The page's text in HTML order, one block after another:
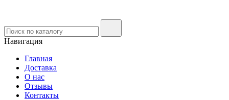
Навигация
Главная
Доставка
О нас
Отзывы
Контакты